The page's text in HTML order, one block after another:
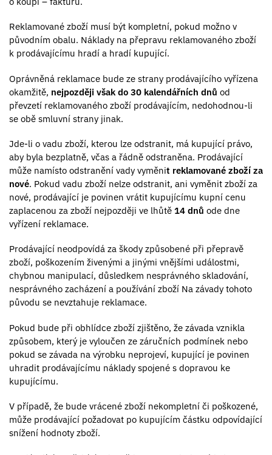
Reklamované zboží musí být kompletní, pokud možno v
původním obalu. Náklady na přepravu reklamovaného zboží
k prodávajícímu hradí a hradí kupující.
Oprávněná reklamace bude ze strany prodávajícího vyřízena
okamžitě, nejpozději však do 30 kalendářních dnů od
převzetí reklamovaného zboží prodávajícím, nedohodnou-li
se obě smluvní strany jinak.
Jde-li o vadu zboží, kterou lze odstranit, má kupující právo,
aby byla bezplatně, včas a řádně odstraněna. Prodávající
může namísto odstranění vady vyměnit reklamované zboží za
nové. Pokud vadu zboží nelze odstranit, ani vyměnit zboží za
nové, prodávající je povinen vrátit kupujícímu kupní cenu
zaplacenou za zboží nejpozději ve lhůtě 14 dnů ode dne
vyřízení reklamace.
Prodávající neodpovídá za škody způsobené při přepravě
zboží, poškozením živenými a jinými vnějšími událostmi,
chybnou manipulací, důsledkem nesprávného skladování,
nesprávného zacházení a používání zboží Na závady tohoto
původu se nevztahuje reklamace.
Pokud bude při obhlídce zboží zjištěno, že závada vznikla
způsobem, který je vyloučen ze záručních podmínek nebo
pokud se závada na výrobku neprojeví, kupující je povinen
uhradit prodávajícímu náklady spojené s dopravou ke
kupujícímu.
V případě, že bude vrácené zboží nekompletní či poškozené,
může prodávající požadovat po kupujícím částku odpovídající
snížení hodnoty zboží.